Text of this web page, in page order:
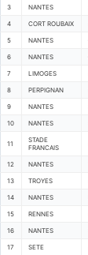
3 NANTES
4 CORT ROUBAIX
5 NANTES
6 NANTES
7 LIMOGES
8 PERPIGNAN
9 NANTES
10 NANTES
11
STADE
FRANCAIS
12 NANTES
13 TROYES
14 NANTES
15 RENNES
16 NANTES
17 SETE